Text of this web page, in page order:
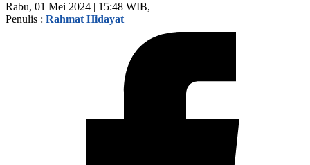
Rabu, 01 Mei 2024 | 15:48 WIB,
Penulis : Rahmat Hidayat